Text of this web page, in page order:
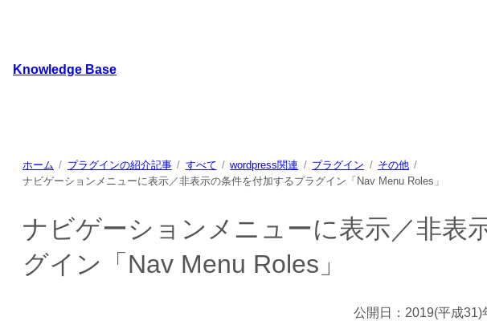
スKnowledge Base
ホーム プラグインの紹介記事 すべて wordpress関連 プラグイン
その他
ナビゲーションメニューに表示／非表示の条件を付加するプラグイン「Nav Menu Roles」
ナビゲーションメニューに表示／非表
グイン「Nav Menu Roles」
公開日： 2019(平成31)